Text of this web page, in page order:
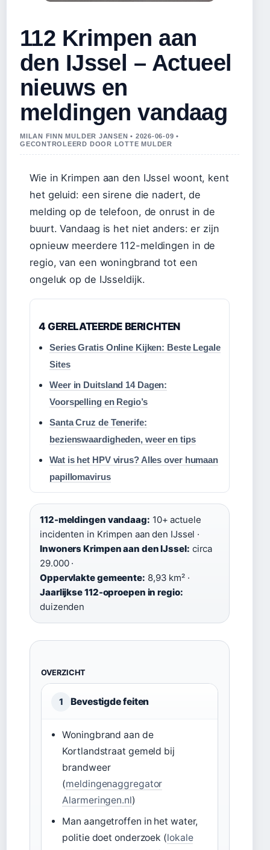
112 Krimpen aan
den IJssel – Actueel
nieuws en
meldingen vandaag
MILAN FINN MULDER JANSEN • 2026-06-09 •
GECONTROLEERD DOOR LOTTE MULDER
Wie in Krimpen aan den IJssel woont, kent
het geluid: een sirene die nadert, de
melding op de telefoon, de onrust in de
buurt. Vandaag is het niet anders: er zijn
opnieuw meerdere 112-meldingen in de
regio, van een woningbrand tot een
ongeluk op de IJsseldijk.
4 GERELATEERDE BERICHTEN
Series Gratis Online Kijken: Beste Legale
Sites
Weer in Duitsland 14 Dagen:
Voorspelling en Regio’s
Santa Cruz de Tenerife:
bezienswaardigheden, weer en tips
Wat is het HPV virus? Alles over humaan
papillomavirus
112-meldingen vandaag: 10+ actuele
incidenten in Krimpen aan den IJssel ·
Inwoners Krimpen aan den IJssel: circa
29.000 ·
Oppervlakte gemeente: 8,93 km² ·
Jaarlijkse 112-oproepen in regio:
duizenden
OVERZICHT
1 Bevestigde feiten
Woningbrand aan de
Kortlandstraat gemeld bij
brandweer
(meldingenaggregator
Alarmeringen.nl)
Man aangetroffen in het water,
politie doet onderzoek (lokale